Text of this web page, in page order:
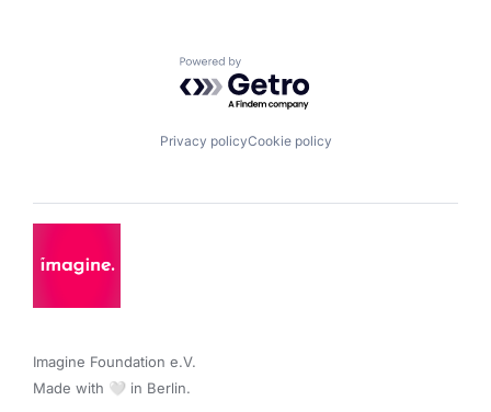
Powered by Getro.com
Privacy policyCookie policy
Imagine Foundation e.V.
Made with 🤍 in Berlin.